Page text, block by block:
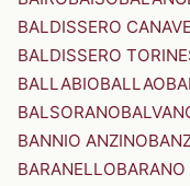
BALDISSERO
BALDISSERO
BALLABIOBALLAO
BALSORANO
BANNIO ANZINO
BARANELLO